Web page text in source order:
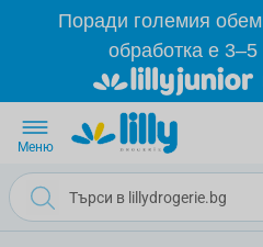
Прескачане към съдържанието
Поради големия обем
обработка е
Меню